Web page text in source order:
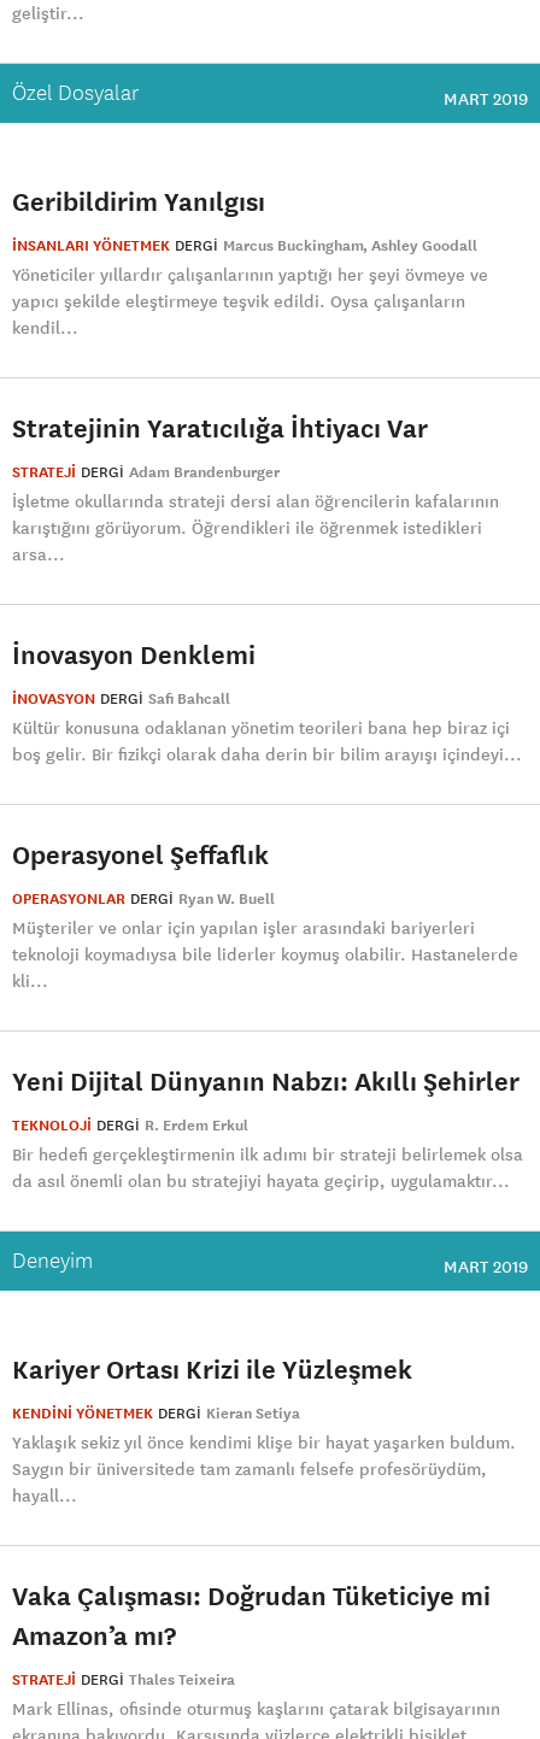
geliştir...
Özel Dosyalar MART 2019
Geribildirim Yanılgısı
İNSANLARI YÖNETMEK DERGI Marcus Buckingham Ashley Goodall
Yöneticiler yıllardır çalışanlarının yaptığı her şeyi övmeye ve
yapıcı şekilde eleştirmeye teşvik edildi. Oysa çalışanların
kendil...
Stratejinin Yaratıcılığa İhtiyacı Var
STRATEJİ DERGI Adam Brandenburger
İşletme okullarında strateji dersi alan öğrencilerin kafalarının
karıştığını görüyorum. Öğrendikleri ile öğrenmek istedikleri
arsa...
İnovasyon Denklemi
İNOVASYON DERGI Safi Bahcall
Kültür konusuna odaklanan yönetim teorileri bana hep biraz içi
boş gelir. Bir fizikçi olarak daha derin bir bilim arayışı içindeyi...
Operasyonel Şeffaflık
OPERASYONLAR DERGI Ryan W. Buell
Müşteriler ve onlar için yapılan işler arasındaki bariyerleri
teknoloji koymadıysa bile liderler koymuş olabilir. Hastanelerde
kli...
Yeni Dijital Dünyanın Nabzı: Akıllı Şehirler
TEKNOLOJİ DERGI R. Erdem Erkul
Bir hedefi gerçekleştirmenin ilk adımı bir strateji belirlemek olsa
da asıl önemli olan bu stratejiyi hayata geçirip, uygulamaktır...
Deneyim MART 2019
Kariyer Ortası Krizi ile Yüzleşmek
KENDİNİ YÖNETMEK DERGI Kieran Setiya
Yaklaşık sekiz yıl önce kendimi klişe bir hayat yaşarken buldum.
Saygın bir üniversitede tam zamanlı felsefe profesörüydüm,
hayall...
Vaka Çalışması: Doğrudan Tüketiciye mi
Amazon’a mı?
STRATEJİ DERGI Thales Teixeira
Mark Ellinas, ofisinde oturmuş kaşlarını çatarak bilgisayarının